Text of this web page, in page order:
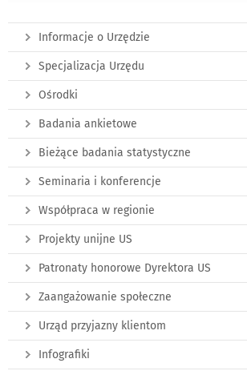
Informacje o Urzędzie
Specjalizacja Urzędu
Ośrodki
Badania ankietowe
Bieżące badania statystyczne
Seminaria i konferencje
Współpraca w regionie
Projekty unijne US
Patronaty honorowe Dyrektora US
Zaangażowanie społeczne
Urząd przyjazny klientom
Infografiki